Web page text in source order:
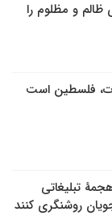
و مظلوم را
فلسطین است
تبلیغاتی
روشنگری کنند